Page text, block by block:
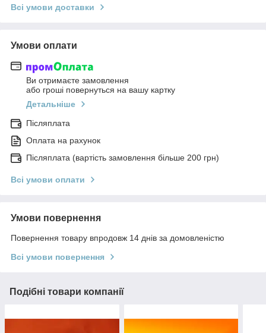
Всі умови доставки
Умови оплати
Ви отримаєте замовлення
або гроші повернуться на вашу картку
Детальніше
Післяплата
Оплата на рахунок
Післяплата (вартість замовлення більше 200 грн)
Всі умови оплати
Умови повернення
Повернення товару впродовж 14 днів за домовленістю
Всі умови повернення
Подібні товари компанії